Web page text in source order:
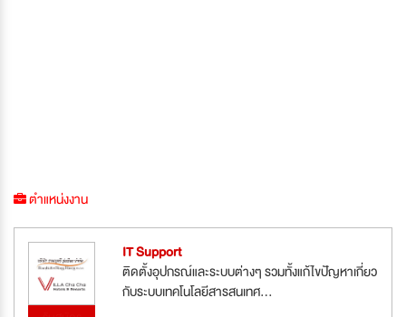
ตำแหน่งงาน
IT Support
ติดตั้งอุปกรณ์และระบบต่างๆ รวมทั้งแก้ไขปัญหาเกี่ยว
กับระบบเทคโนโลยีสารสนเทศ...